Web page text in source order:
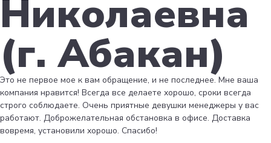
Николаевна
(г. Абакан)
Это не первое мое к вам обращение, и не последнее. Мне ваша
компания нравится! Всегда все делаете хорошо, сроки всегда
строго соблюдаете. Очень приятные девушки менеджеры у вас
работают. Доброжелательная обстановка в офисе. Доставка
вовремя, установили хорошо. Спасибо!